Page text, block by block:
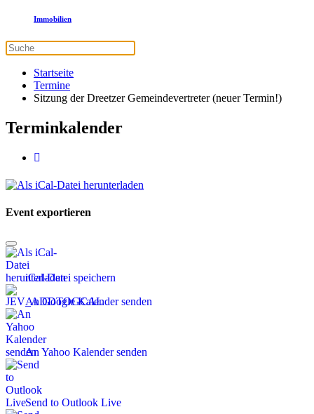
Immobilien
Startseite
Termine
Sitzung der Dreetzer Gemeindevertreter (neuer Termin!)
Terminkalender
Event exportieren
iCal-Datei speichern
An Google Kalender senden
An Yahoo Kalender senden
Send to Outlook Live